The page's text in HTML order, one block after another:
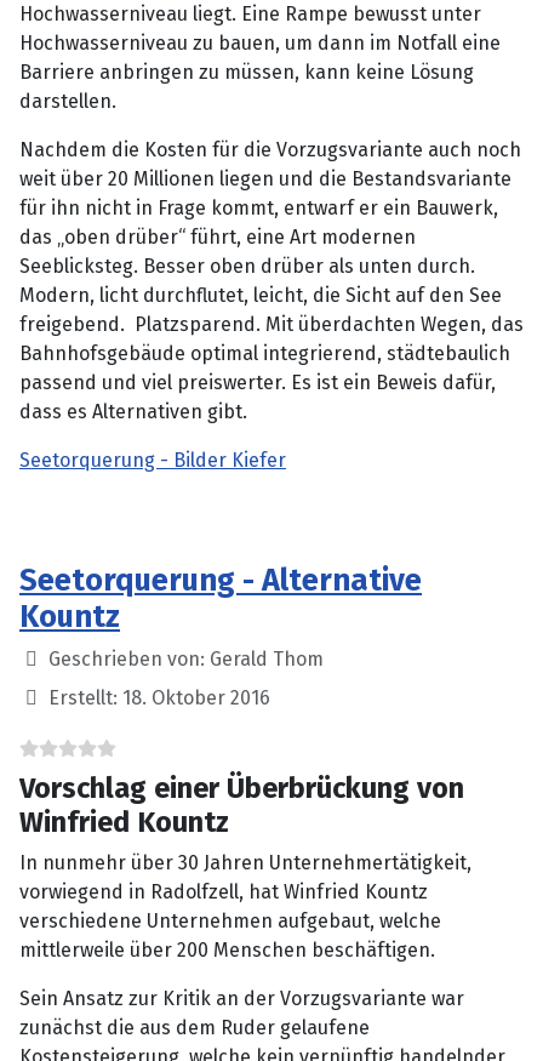
Hochwasserniveau liegt. Eine Rampe bewusst unter
Hochwasserniveau zu bauen, um dann im Notfall eine
Barriere anbringen zu müssen, kann keine Lösung
darstellen.
Nachdem die Kosten für die Vorzugsvariante auch noch
weit über 20 Millionen liegen und die Bestandsvariante
für ihn nicht in Frage kommt, entwarf er ein Bauwerk,
das „oben drüber“ führt, eine Art modernen
Seeblicksteg. Besser oben drüber als unten durch.
Modern, licht durchflutet, leicht, die Sicht auf den See
freigebend. Platzsparend. Mit überdachten Wegen, das
Bahnhofsgebäude optimal integrierend, städtebaulich
passend und viel preiswerter. Es ist ein Beweis dafür,
dass es Alternativen gibt.
Seetorquerung - Bilder Kiefer
Seetorquerung - Alternative
Kountz
Details
Geschrieben von: Gerald Thom
Erstellt: 18. Oktober 2016
Vorschlag einer Überbrückung von
Winfried Kountz
In nunmehr über 30 Jahren Unternehmertätigkeit,
vorwiegend in Radolfzell, hat Winfried Kountz
verschiedene Unternehmen aufgebaut, welche
mittlerweile über 200 Menschen beschäftigen.
Sein Ansatz zur Kritik an der Vorzugsvariante war
zunächst die aus dem Ruder gelaufene